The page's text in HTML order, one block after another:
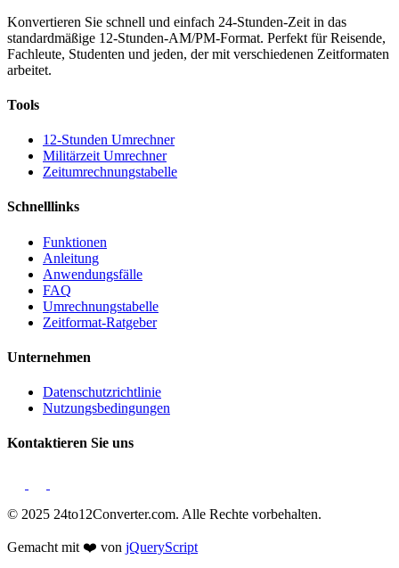
Konvertieren Sie schnell und einfach 24-Stunden-Zeit in das
standardmäßige 12-Stunden-AM/PM-Format. Perfekt für Reisende,
Fachleute, Studenten und jeden, der mit verschiedenen Zeitformaten
arbeitet.
Tools
12-Stunden Umrechner
Militärzeit Umrechner
Zeitumrechnungstabelle
Schnelllinks
Funktionen
Anleitung
Anwendungsfälle
FAQ
Umrechnungstabelle
Zeitformat-Ratgeber
Unternehmen
Datenschutzrichtlinie
Nutzungsbedingungen
Kontaktieren Sie uns
© 2025 24to12Converter.com. Alle Rechte vorbehalten.
Gemacht mit ❤️ von jQueryScript